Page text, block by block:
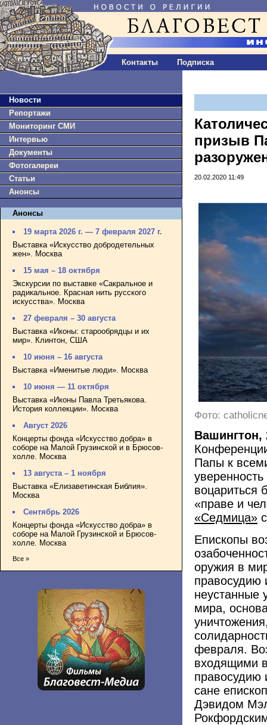
Контакты Подписка
Новости
Репортажи
Мониторинг СМИ
Интервью
Документы
Фотогалереи
Статьи
Анонсы
Анонсы
19 марта 2026 г. — 7 февраля 2027 г.
Выставка «Искусство добродетельных
жен». Москва
15 мая – 18 октября
Экскурсии по выставке «Сакральное и
радикальное. Красная нить русского
искусства». Москва
27 февраля – 30 августа
Выставка «Иконы: старообрядцы и их
мир». Клинтон, США
10 июня – 16 августа
Выставка «Именитые люди». Москва
10 июня — 11 октября
Выставка «Иконы Павла Третьякова.
История коллекции». Москва
Август 2026
Концерты фонда «Искусство добра» в
соборе на Малой Грузинской и в Брюсов-
холле. Москва
13 августа – 1 ноября
Выставка «Елизаветинская Библия».
Москва
Сентябрь 2026
Концерты фонда «Искусство добра» в
соборе на Малой Грузинской и Брюсов-
холле. Москва
Все »
призыв
20.02.2020 11:49
Фото:
Папы к
воцариться
«праве и
«Седмица»
Епископы
оружия в
правосудию
неустанные
мира,
февраля.
входящими
правосудию
сане
Дэвидом